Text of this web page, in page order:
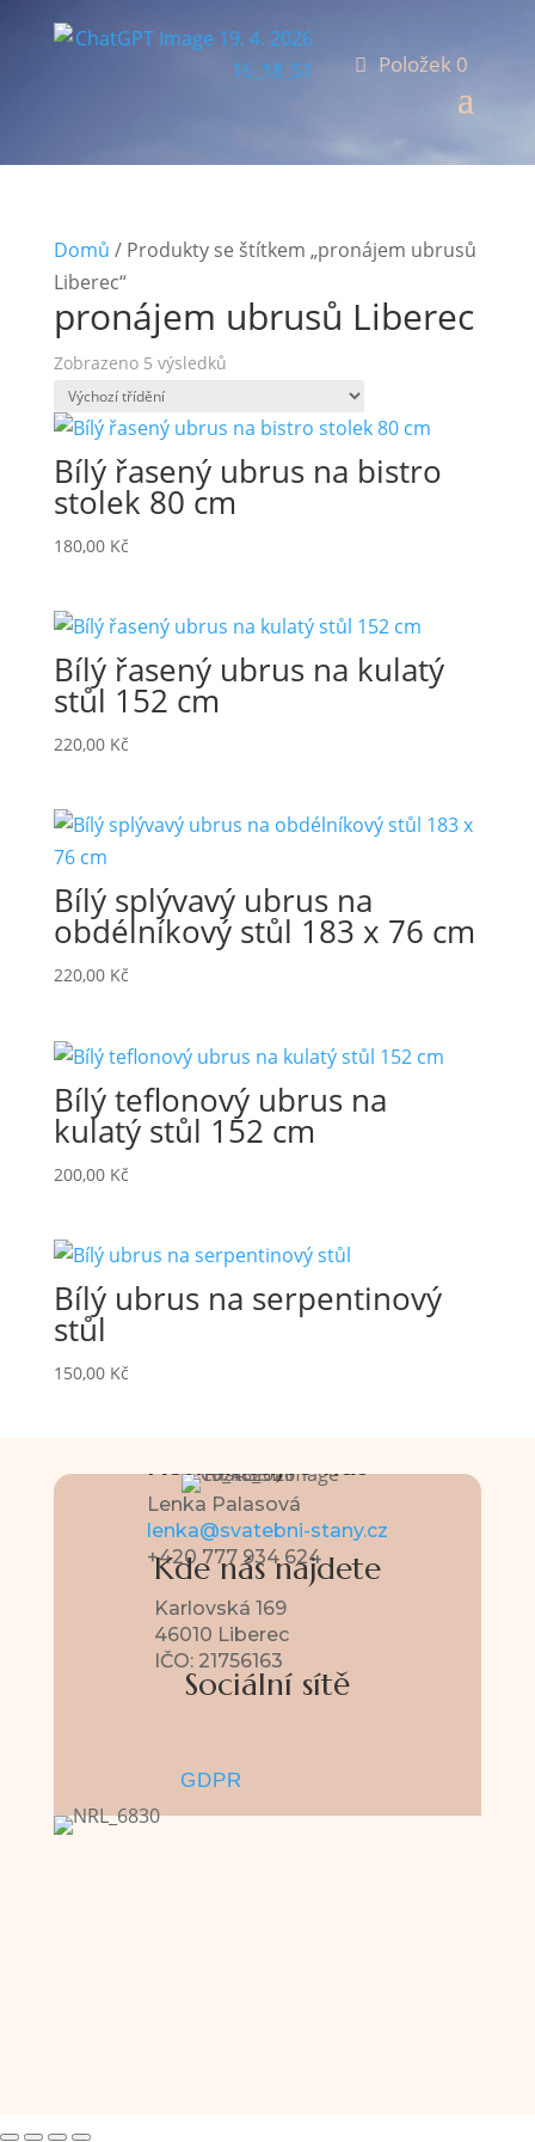
Položek 0
Domů / Produkty se štítkem „pronájem ubrusů
Liberec“
pronájem ubrusů Liberec
Zobrazeno 5 výsledků
Bílý řasený ubrus na bistro
stolek 80 cm
180,00 Kč
Bílý řasený ubrus na kulatý
stůl 152 cm
220,00 Kč
Bílý splývavý ubrus na
obdélníkový stůl 183 x 76 cm
220,00 Kč
Bílý teflonový ubrus na
kulatý stůl 152 cm
200,00 Kč
Bílý ubrus na serpentinový
stůl
150,00 Kč
Kontaktujte nás
Lenka Palasová
lenka@svatebni-stany.cz
+420 777 934 624
Kde nás najdete
Karlovská 169
46010 Liberec
IČO: 21756163
Sociální sítě
SledovatSledovat
GDPR